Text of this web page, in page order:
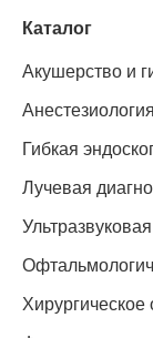
Каталог
Акушерство и
Гибкая
Лучевая